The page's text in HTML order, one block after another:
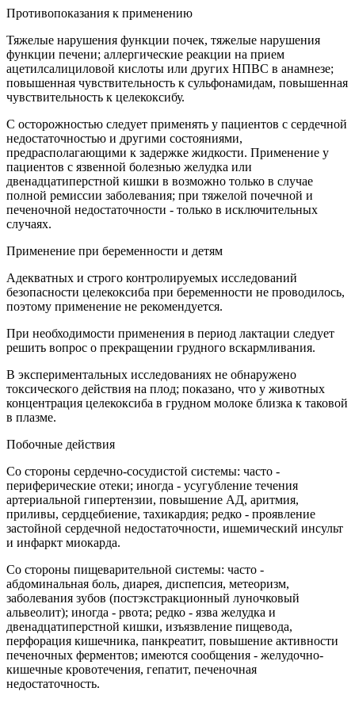
Противопоказания к применению
Тяжелые нарушения функции почек, тяжелые нарушения
функции печени; аллергические реакции на прием
ацетилсалициловой кислоты или других НПВС в анамнезе;
повышенная чувствительность к сульфонамидам, повышенная
чувствительность к целекоксибу.
С осторожностью следует применять у пациентов с сердечной
недостаточностью и другими состояниями,
предрасполагающими к задержке жидкости. Применение у
пациентов с язвенной болезнью желудка или
двенадцатиперстной кишки в возможно только в случае
полной ремиссии заболевания; при тяжелой почечной и
печеночной недостаточности - только в исключительных
случаях.
Применение при беременности и детям
Адекватных и строго контролируемых исследований
безопасности целекоксиба при беременности не проводилось,
поэтому применение не рекомендуется.
При необходимости применения в период лактации следует
решить вопрос о прекращении грудного вскармливания.
В экспериментальных исследованиях не обнаружено
токсического действия на плод; показано, что у животных
концентрация целекоксиба в грудном молоке близка к таковой
в плазме.
Побочные действия
Со стороны сердечно-сосудистой системы: часто -
периферические отеки; иногда - усугубление течения
артериальной гипертензии, повышение АД, аритмия,
приливы, сердцебиение, тахикардия; редко - проявление
застойной сердечной недостаточности, ишемический инсульт
и инфаркт миокарда.
Со стороны пищеварительной системы: часто -
абдоминальная боль, диарея, диспепсия, метеоризм,
заболевания зубов (постэкстракционный луночковый
альвеолит); иногда - рвота; редко - язва желудка и
двенадцатиперстной кишки, изъязвление пищевода,
перфорация кишечника, панкреатит, повышение активности
печеночных ферментов; имеются сообщения - желудочно-
кишечные кровотечения, гепатит, печеночная
недостаточность.